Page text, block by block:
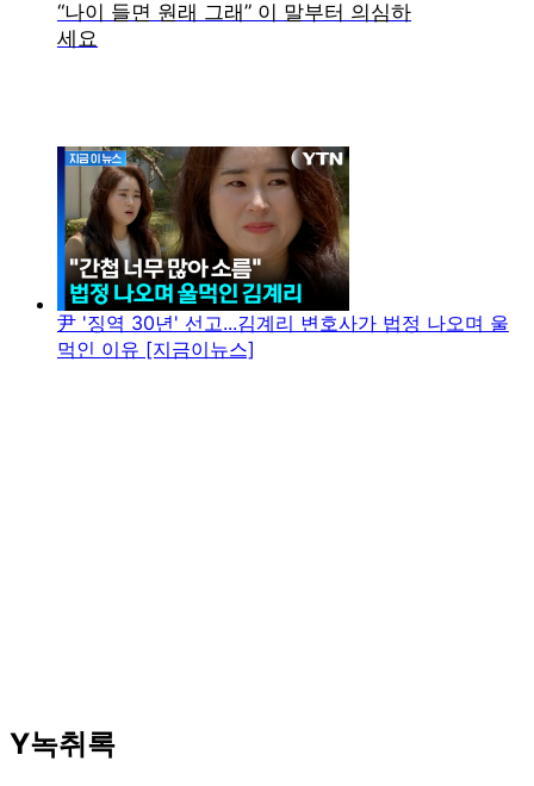
尹 '징역 30년' 선고...김계리 변호사가 법정 나오며 울
먹인 이유 [지금이뉴스]
Y녹취록